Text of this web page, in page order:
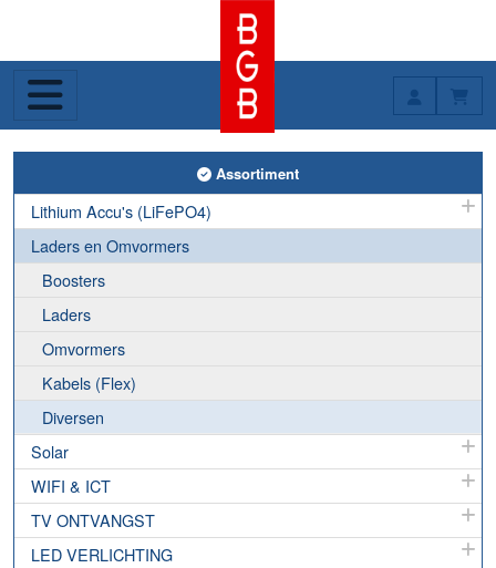
Toggle Assortiment
Assortiment
Lithium Accu's (LiFePO4)
Laders en Omvormers
Boosters
Laders
Omvormers
Kabels (Flex)
Diversen
Solar
WIFI & ICT
TV ONTVANGST
LED VERLICHTING